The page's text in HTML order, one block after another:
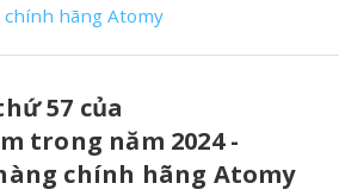
hãng Atomy
57 của
trong năm 2024 -
chính hãng Atomy